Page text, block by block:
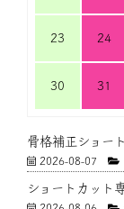
23 24
30 31
骨格補正ショー
2026-08-07
ショートカット